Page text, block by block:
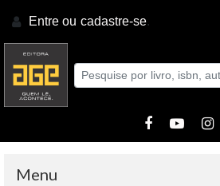
Entre ou cadastre-se.
Menu